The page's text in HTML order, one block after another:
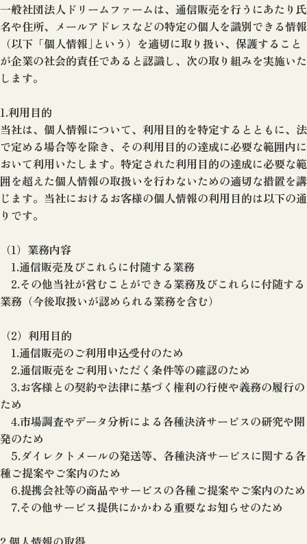
一般社団法人ドリームファームは、通信販売を行うにあたり氏
名や住所、メールアドレスなどの特定の個人を識別できる情報
（以下「個人情報｣という）を適切に取り扱い、保護すること
が企業の社会的責任であると認識し、次の取り組みを実施いた
します。
1.利用目的
当社は、個人情報について、利用目的を特定するとともに、法
で定める場合等を除き、その利用目的の達成に必要な範囲内に
おいて利用いたします。特定された利用目的の達成に必要な範
囲を超えた個人情報の取扱いを行わないための適切な措置を講
じます。当社におけるお客様の個人情報の利用目的は以下の通
りです。
（1）業務内容
1.通信販売及びこれらに付随する業務
2.その他当社が営むことができる業務及びこれらに付随する
業務（今後取扱いが認められる業務を含む）
（2）利用目的
1.通信販売のご利用申込受付のため
2.通信販売をご利用いただく条件等の確認のため
3.お客様との契約や法律に基づく権利の行使や義務の履行の
ため
4.市場調査やデータ分析による各種決済サービスの研究や開
発のため
5.ダイレクトメールの発送等、各種決済サービスに関する各
種ご提案やご案内のため
6.提携会社等の商品やサービスの各種ご提案やご案内のため
7.その他サービス提供にかかわる重要なお知らせのため